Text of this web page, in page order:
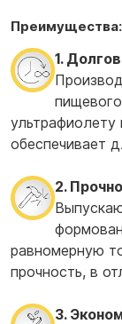
Преимущества:
1.
ультрафиолету
обеспечивает
2.
равномерную
прочность, в
3.